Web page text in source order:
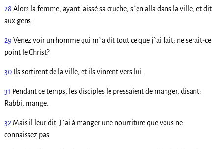
28 Alors la femme, ayant laissé sa cruche, s`en alla dans la ville, et dit
aux gens:
29 Venez voir un homme qui m`a dit tout ce que j`ai fait; ne serait-ce
point le Christ?
30 Ils sortirent de la ville, et ils vinrent vers lui.
31 Pendant ce temps, les disciples le pressaient de manger, disant:
Rabbi, mange.
32 Mais il leur dit: J`ai à manger une nourriture que vous ne
connaissez pas.